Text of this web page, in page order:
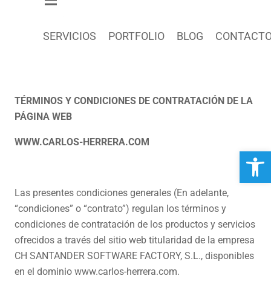
SERVICIOS PORTFOLIO BLOG
TÉRMINOS Y CONDICIONES DE CONTRATACIÓN DE LA
PÁGINA WEB
WWW.CARLOS-HERRERA.COM
Las presentes condiciones generales (En adelante,
“condiciones” o “contrato”) regulan los términos y
condiciones de contratación de los productos y servicios
ofrecidos a través del sitio web titularidad de la empresa
CH SANTANDER SOFTWARE FACTORY, S.L., disponibles
en el dominio www.carlos-herrera.com.
Abrir